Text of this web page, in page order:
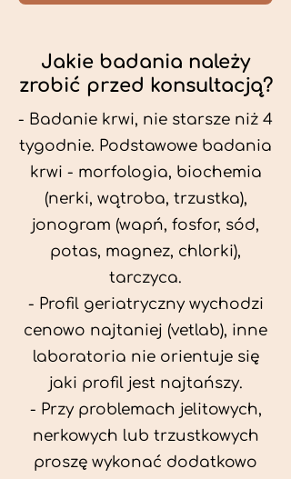
Jakie badania należy
zrobić przed konsultacją?
- Badanie krwi, nie starsze niż 4
tygodnie. Podstawowe badania
krwi - morfologia, biochemia
(nerki, wątroba, trzustka),
jonogram (wapń, fosfor, sód,
potas, magnez, chlorki),
tarczyca.
- Profil geriatryczny wychodzi
cenowo najtaniej (vetlab), inne
laboratoria nie orientuje się
jaki profil jest najtańszy.
- Przy problemach jelitowych,
nerkowych lub trzustkowych
proszę wykonać dodatkowo